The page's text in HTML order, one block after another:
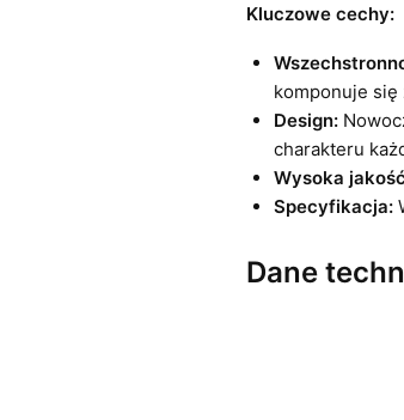
Kluczowe cechy:
komponuje się
Design:
charakteru
Wysoka
Specyfikacja:
Dane